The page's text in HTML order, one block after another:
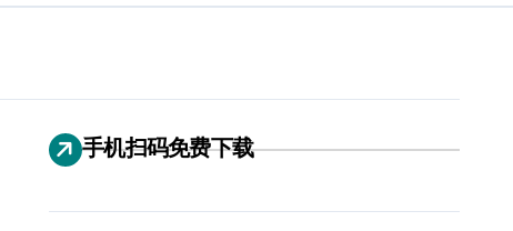
手机扫码免费下载